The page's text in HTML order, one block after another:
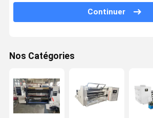
Pièces de machine de conditionnement
Machine à fabriquer des sacs
Continuer
Nos Catégories